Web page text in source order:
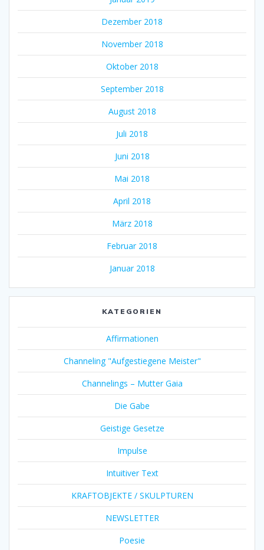
Dezember 2018
November 2018
Oktober 2018
September 2018
August 2018
Juli 2018
Juni 2018
Mai 2018
April 2018
März 2018
Februar 2018
Januar 2018
KATEGORIEN
Affirmationen
Channeling "Aufgestiegene Meister"
Channelings – Mutter Gaia
Die Gabe
Geistige Gesetze
Impulse
Intuitiver Text
KRAFTOBJEKTE / SKULPTUREN
NEWSLETTER
Poesie